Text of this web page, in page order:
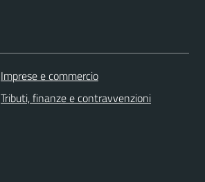
Imprese e commercio
Tributi, finanze e contravvenzioni